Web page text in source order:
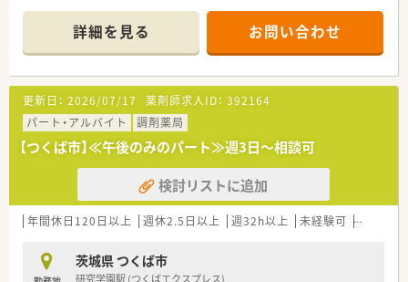
詳細を見る お問い合わせ
更新日： 2026/07/17 薬剤師求人ID： 392164
パート・アルバイト
調剤薬局
【つくば市】≪午後のみのパート≫週3日～相談可
検討リストに追加
年間休日120日以上 週休2.5日以上 週32h以上 未経験可 ブランク
茨城県 つくば市